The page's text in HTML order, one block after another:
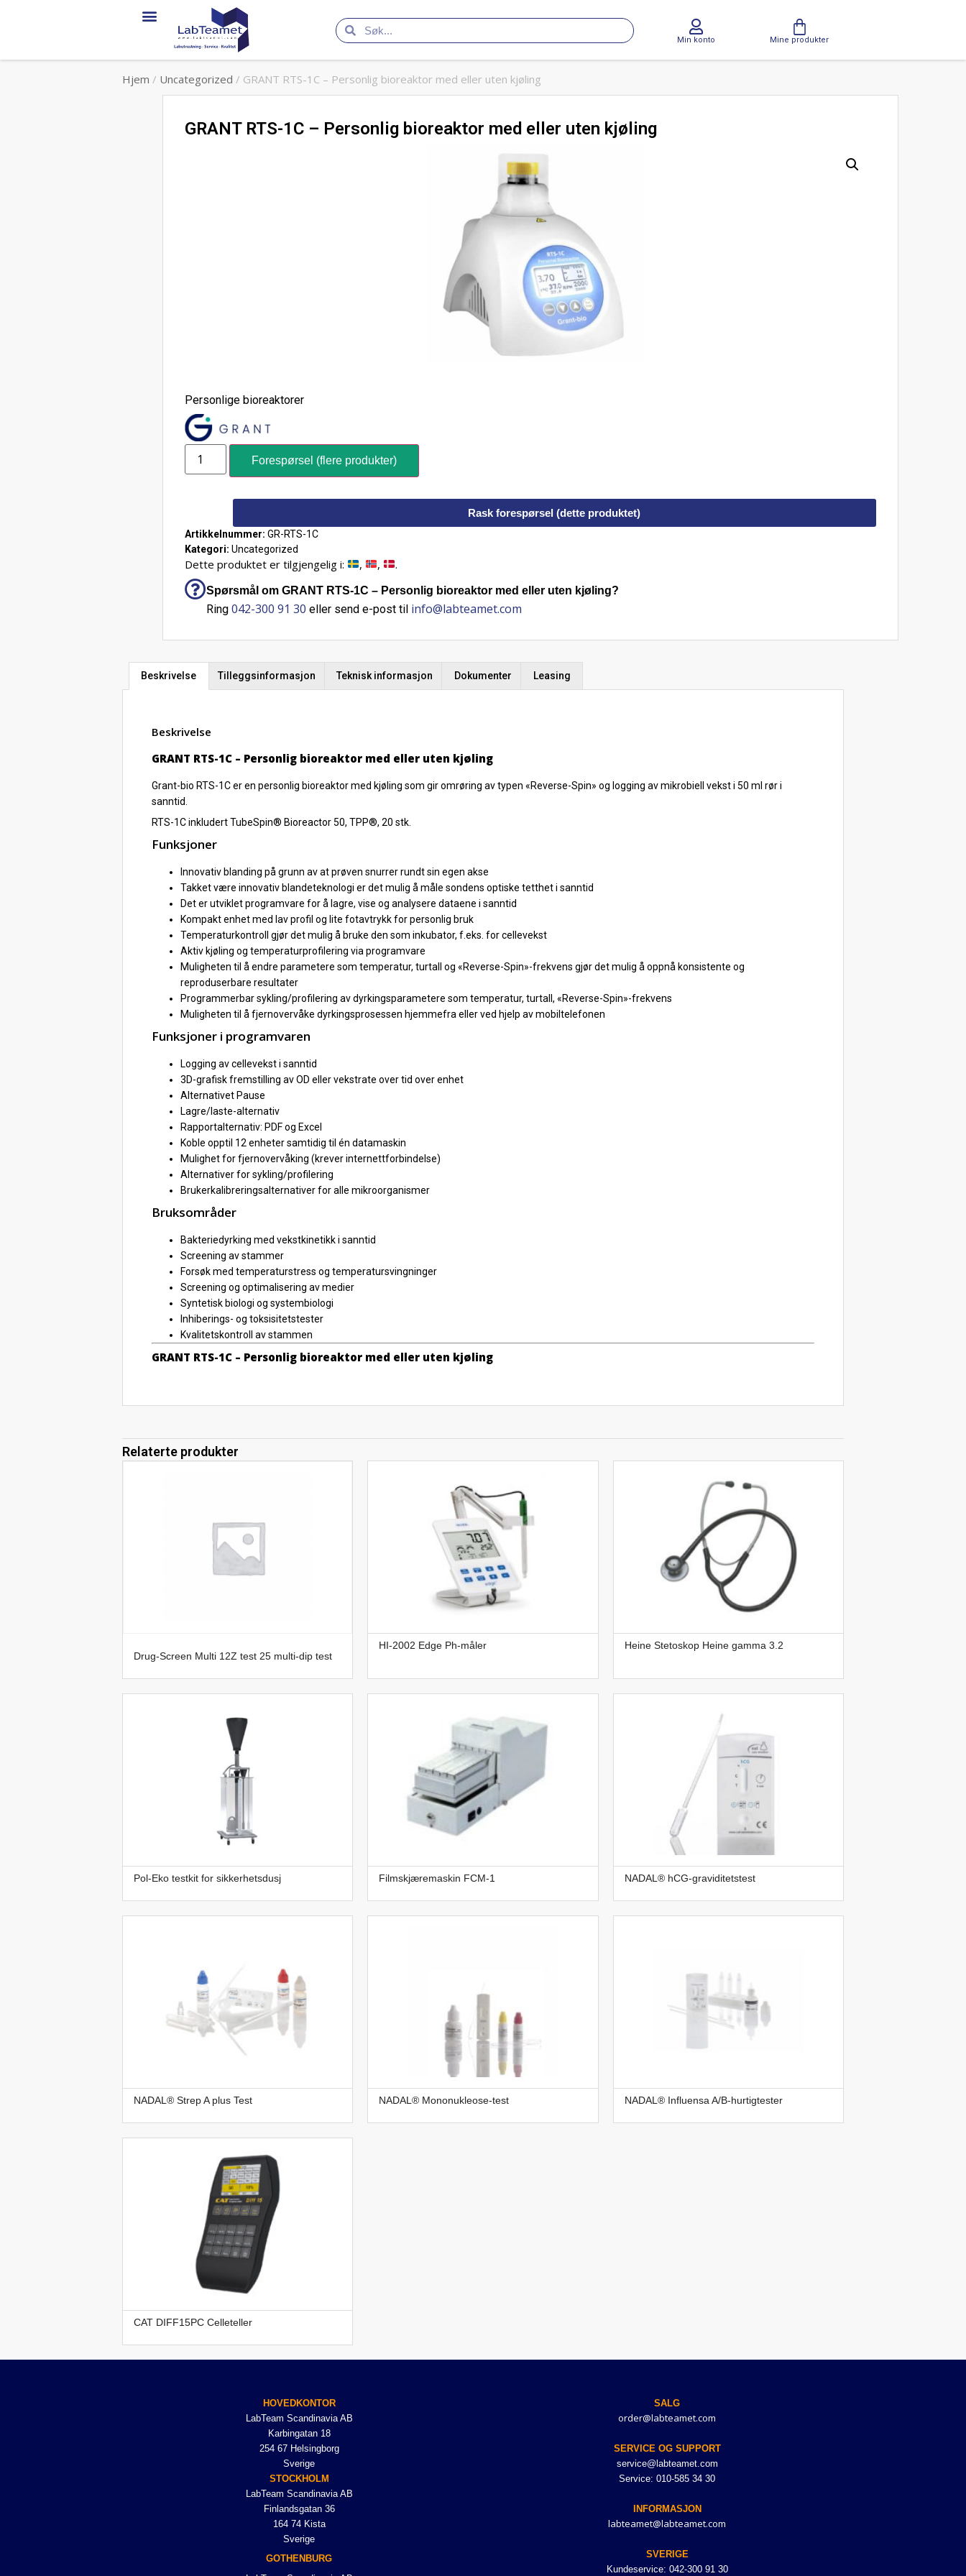
Min konto Mine produkter
Hjem / Uncategorized / GRANT RTS-1C – Personlig bioreaktor med eller uten kjøling
GRANT RTS-1C – Personlig bioreaktor med eller uten kjøling
Personlige bioreaktorer
Forespørsel (flere produkter)
Rask forespørsel (dette produktet)
Artikkelnummer: GR-RTS-1C
Kategori: Uncategorized
Dette produktet er tilgjengelig i: , , .
Spørsmål om GRANT RTS-1C – Personlig bioreaktor med eller uten kjøling?
Ring 042-300 91 30 eller send e-post til info@labteamet.com
Beskrivelse Tilleggsinformasjon Teknisk informasjon Dokumenter Leasing
Beskrivelse
GRANT RTS-1C – Personlig bioreaktor med eller uten kjøling
Grant-bio RTS-1C er en personlig bioreaktor med kjøling som gir omrøring av typen «Reverse-Spin» og logging av mikrobiell vekst i 50 ml rør i
sanntid.
RTS-1C inkludert TubeSpin® Bioreactor 50, TPP®, 20 stk.
Funksjoner
Innovativ blanding på grunn av at prøven snurrer rundt sin egen akse
Takket være innovativ blandeteknologi er det mulig å måle sondens optiske tetthet i sanntid
Det er utviklet programvare for å lagre, vise og analysere dataene i sanntid
Kompakt enhet med lav profil og lite fotavtrykk for personlig bruk
Temperaturkontroll gjør det mulig å bruke den som inkubator, f.eks. for cellevekst
Aktiv kjøling og temperaturprofilering via programvare
Muligheten til å endre parametere som temperatur, turtall og «Reverse-Spin»-frekvens gjør det mulig å oppnå konsistente og
reproduserbare resultater
Programmerbar sykling/profilering av dyrkingsparametere som temperatur, turtall, «Reverse-Spin»-frekvens
Muligheten til å fjernovervåke dyrkingsprosessen hjemmefra eller ved hjelp av mobiltelefonen
Funksjoner i programvaren
Logging av cellevekst i sanntid
3D-grafisk fremstilling av OD eller vekstrate over tid over enhet
Alternativet Pause
Lagre/laste-alternativ
Rapportalternativ: PDF og Excel
Koble opptil 12 enheter samtidig til én datamaskin
Mulighet for fjernovervåking (krever internettforbindelse)
Alternativer for sykling/profilering
Brukerkalibreringsalternativer for alle mikroorganismer
Bruksområder
Bakteriedyrking med vekstkinetikk i sanntid
Screening av stammer
Forsøk med temperaturstress og temperatursvingninger
Screening og optimalisering av medier
Syntetisk biologi og systembiologi
Inhiberings- og toksisitetstester
Kvalitetskontroll av stammen
GRANT RTS-1C – Personlig bioreaktor med eller uten kjøling
Relaterte produkter
Drug-Screen Multi 12Z test 25 multi-dip test
HI-2002 Edge Ph-måler Heine Stetoskop Heine gamma 3.2
Pol-Eko testkit for sikkerhetsdusj Filmskjæremaskin FCM-1 NADAL® hCG-graviditetstest
NADAL® Strep A plus Test NADAL® Mononukleose-test NADAL® Influensa A/B-hurtigtester
CAT DIFF15PC Celleteller
HOVEDKONTOR
LabTeam Scandinavia AB
Karbingatan 18
254 67 Helsingborg
Sverige
STOCKHOLM
LabTeam Scandinavia AB
Finlandsgatan 36
164 74 Kista
Sverige
GOTHENBURG
SALG
order@labteamet.com
SERVICE OG SUPPORT
service@labteamet.com
Service: 010-585 34 30
INFORMASJON
labteamet@labteamet.com
SVERIGE
Kundeservice: 042-300 91 30